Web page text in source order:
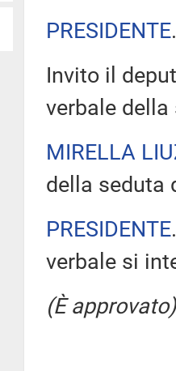
PRESIDENTE
Invito il
verbale della
MIRELLA
della seduta
PRESIDENTE
verbale si
(È approvato)